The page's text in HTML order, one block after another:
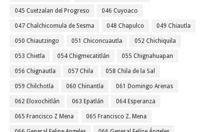
045 Cuetzalan del Progreso 046 Cuyoaco
047 Chalchicomula de Sesma 048 Chapulco 049 Chiautla
050 Chiautzingo 051 Chiconcuautla 052 Chichiquila
053 Chietla 054 Chigmecatitlán 055 Chignahuapan
056 Chignautla 057 Chila 058 Chila de la Sal
059 Chilchotla 060 Chinantla 061 Domingo Arenas
062 Eloxochitlán 063 Epatlán 064 Esperanza
065 Francisco Z Mena 065 Francisco Z. Mena